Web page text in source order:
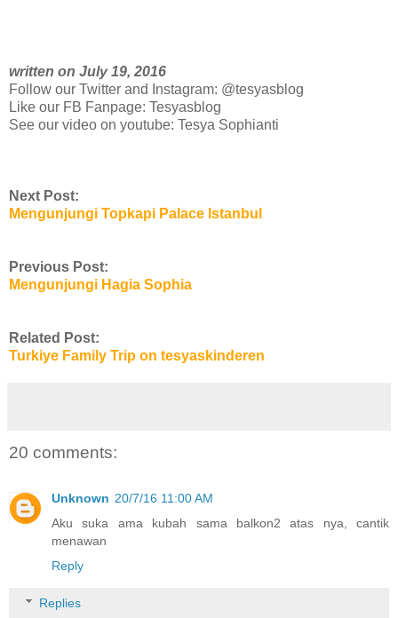
written on July 19, 2016
Follow our Twitter and Instagram: @tesyasblog
Like our FB Fanpage: Tesyasblog
See our video on youtube: Tesya Sophianti
Next Post:
Mengunjungi Topkapi Palace Istanbul
Previous Post:
Mengunjungi Hagia Sophia
Related Post:
Turkiye Family Trip on tesyaskinderen
20 comments:
Unknown 20/7/16 11:00 AM
Aku suka ama kubah sama balkon2 atas nya, cantik
menawan
Reply
Replies